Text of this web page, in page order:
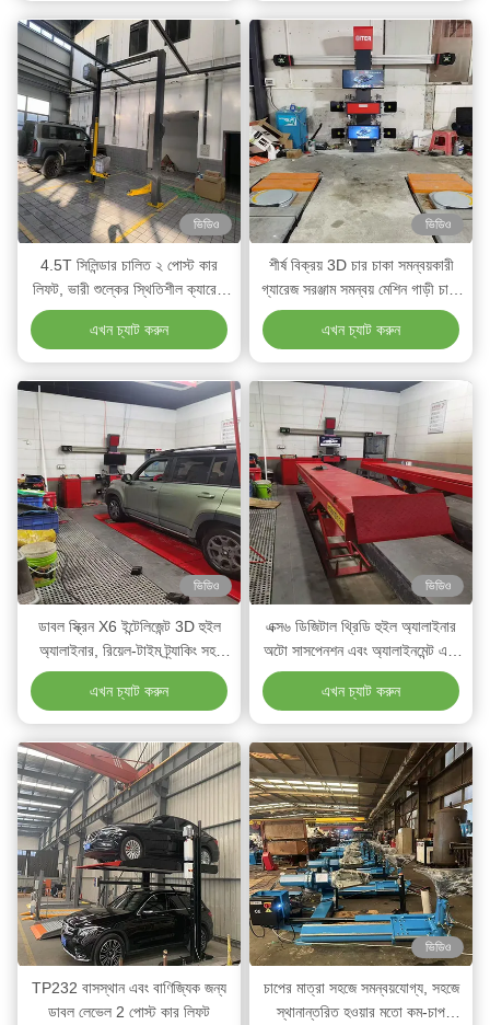
ভিডিও
4.5T সিলিন্ডার চালিত ২ পোস্ট কার
লিফট, ভারী শুল্কের স্থিতিশীল ক্যারেজ
সহ
এখন চ্যাট করুন
ভিডিও
শীর্ষ বিক্রয় 3D চার চাকা সমন্বয়কারী
গ্যারেজ সরঞ্জাম সমন্বয় মেশিন গাড়ী চাকা
সমন্বয় মেরামতের মেশিন
এখন চ্যাট করুন
ভিডিও
ডাবল স্ক্রিন X6 ইন্টেলিজেন্ট 3D হুইল
অ্যালাইনার, রিয়েল-টাইম ট্র্যাকিং সহ,
সর্বজনীন সামঞ্জস্যের জন্য
এখন চ্যাট করুন
ভিডিও
এক্স৬ ডিজিটাল থ্রিডি হুইল অ্যালাইনার
অটো সাসপেনশন এবং অ্যালাইনমেন্ট এবং
রেজল্যুশন প্রয়োজনীয়তা এবং সমাধান
এখন চ্যাট করুন
TP232 বাসস্থান এবং বাণিজ্যিক জন্য
ডাবল লেভেল 2 পোস্ট কার লিফট
ভিডিও
চাপের মাত্রা সহজে সমন্বয়যোগ্য, সহজে
স্থানান্তরিত হওয়ার মতো কম-চাপ